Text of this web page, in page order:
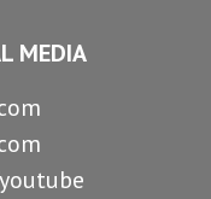
MEDIA